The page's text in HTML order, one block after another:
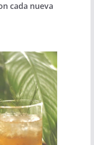
cada nueva